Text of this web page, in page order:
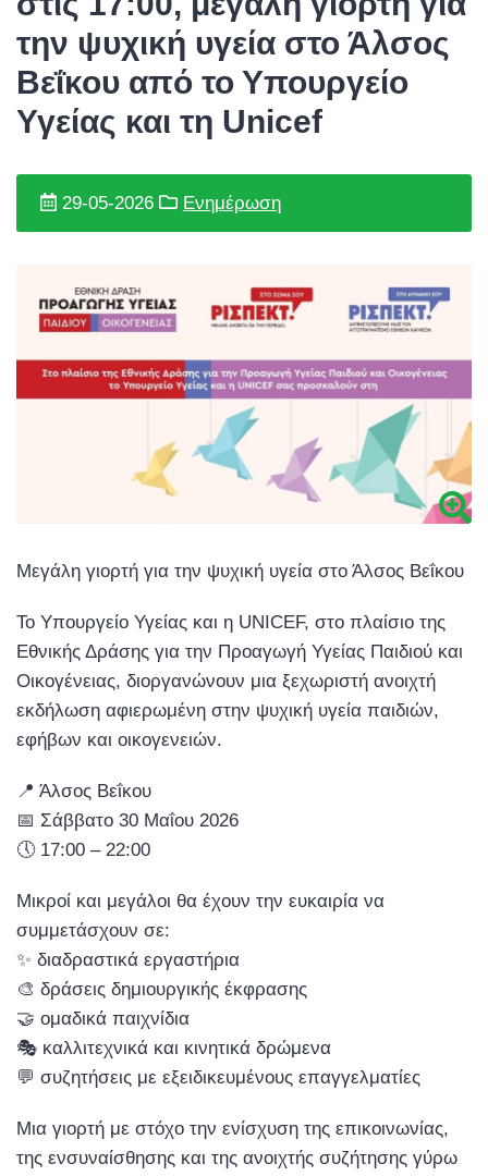
την ψυχική υγεία στο Άλσος
Βεΐκου από το Υπουργείο
Υγείας και τη Unicef
29-05-2026 Ενημέρωση
Μεγάλη γιορτή για την ψυχική υγεία στο Άλσος Βεΐκου
Το Υπουργείο Υγείας και η UNICEF, στο πλαίσιο της
Εθνικής Δράσης για την Προαγωγή Υγείας Παιδιού και
Οικογένειας, διοργανώνουν μια ξεχωριστή ανοιχτή
εκδήλωση αφιερωμένη στην ψυχική υγεία παιδιών,
εφήβων και οικογενειών.
📍 Άλσος Βεΐκου
📅 Σάββατο 30 Μαΐου 2026
🕔 17:00 – 22:00
Μικροί και μεγάλοι θα έχουν την ευκαιρία να
συμμετάσχουν σε:
✨ διαδραστικά εργαστήρια
🎨 δράσεις δημιουργικής έκφρασης
🤝 ομαδικά παιχνίδια
🎭 καλλιτεχνικά και κινητικά δρώμενα
💬 συζητήσεις με εξειδικευμένους επαγγελματίες
Μια γιορτή με στόχο την ενίσχυση της επικοινωνίας,
της ενσυναίσθησης και της ανοιχτής συζήτησης γύρω